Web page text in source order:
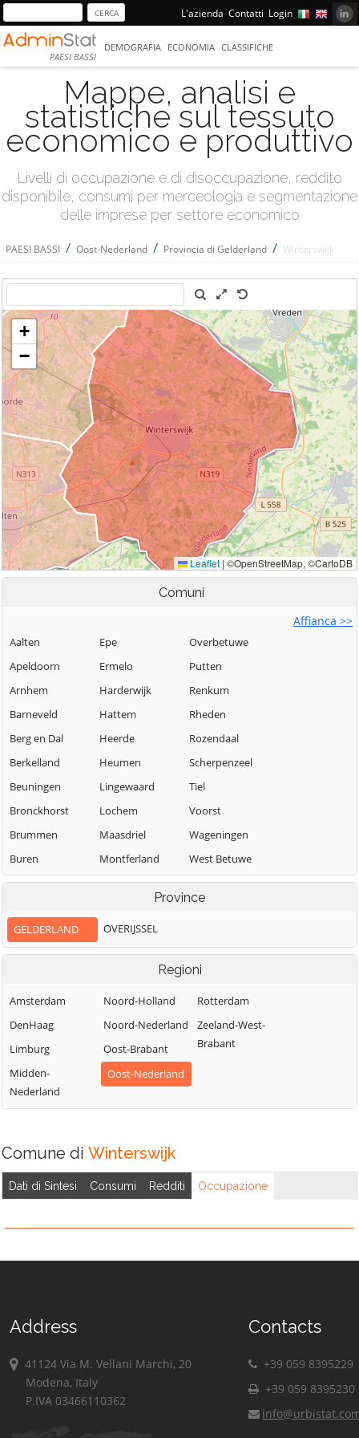
L'azienda Contatti Login
PAESI BASSI
DEMOGRAFIA ECONOMIA CLASSIFICHE
Mappe, analisi e
statistiche sul tessuto
economico e produttivo
Livelli di occupazione e di disoccupazione, reddito
disponibile, consumi per merceologia e segmentazione
delle imprese per settore economico
PAESI BASSI / Oost-Nederland / Provincia di Gelderland / Winterswijk
Comuni
Affianca >>
Aalten
Apeldoorn
Arnhem
Barneveld
Berg en Dal
Berkelland
Beuningen
Bronckhorst
Brummen
Buren
Culemborg
Doetinchem
Druten
Ede
Elburg
Epe
Ermelo
Harderwijk
Hattem
Heerde
Heumen
Lingewaard
Lochem
Maasdriel
Montferland
Neder-Betuwe
Nijmegen
Nunspeet
Oost Gelre
Oude IJsselstreek
Overbetuwe
Putten
Renkum
Rheden
Rozendaal
Scherpenzeel
Tiel
Voorst
Wageningen
West Betuwe
West Maas en
Waal
Wijchen
Winterswijk
Zaltbommel
Zevenaar
Zutphen
Province
GELDERLAND OVERIJSSEL
Regioni
Amsterdam
DenHaag
Limburg
Midden-
Nederland
Noord-Holland
Noord-Nederland
Oost-Brabant
Oost-Nederland
Rotterdam
Zeeland-West-
Brabant
Comune di Winterswijk
Dati di Sintesi Consumi Redditi Occupazione
Address
41124 Via M. Vellani Marchi, 20
Modena, Italy
P.IVA 03466110362
Contacts
+39 059 8395229
+39 059 8395230